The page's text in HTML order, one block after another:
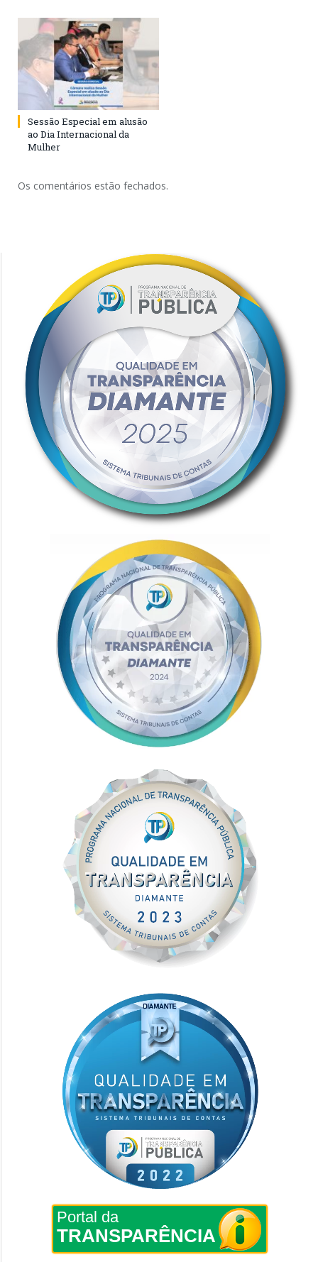
Sessão Especial em alusão
ao Dia Internacional da
Mulher
Os comentários estão fechados.
Portal da
TRANSPARÊNCIA